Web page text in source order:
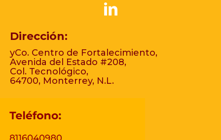
Dirección:
yCo. Centro de Fortalecimiento,
Avenida del Estado #208,
Col. Tecnológico,
64700, Monterrey, N.L.